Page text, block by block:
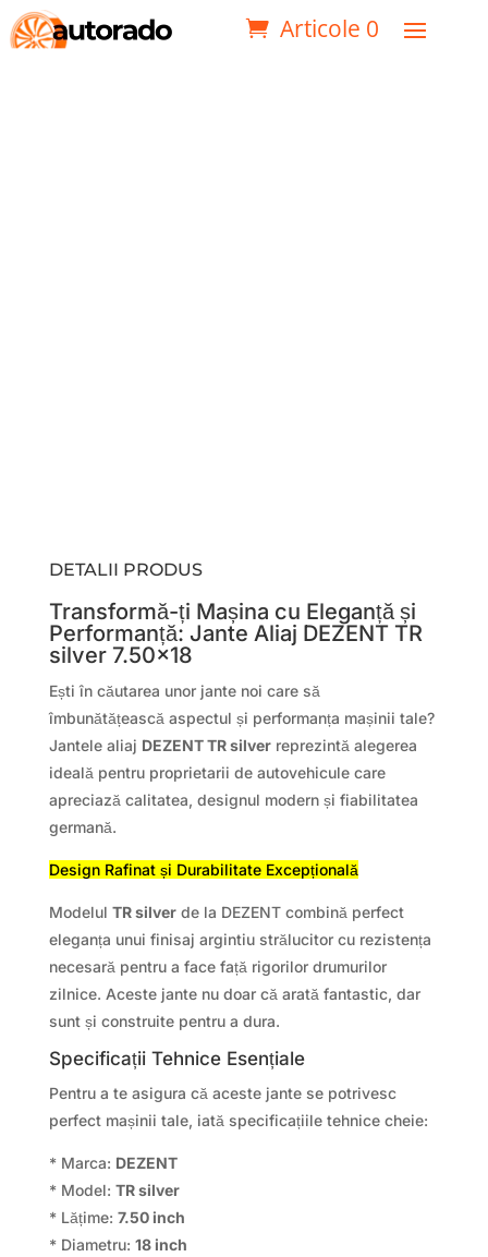
Articole 0
DETALII PRODUS
Transformă-ți Mașina cu Eleganță și
Performanță: Jante Aliaj DEZENT TR
silver 7.50×18
Ești în căutarea unor jante noi care să
îmbunătățească aspectul și performanța mașinii tale?
Jantele aliaj DEZENT TR silverreprezintă alegerea
ideală pentru proprietarii de autovehicule care
apreciază calitatea, designul modern și fiabilitatea
germană.
Design Rafinat și Durabilitate Excepțională
Modelul TR silverde la DEZENT combină perfect
eleganța unui finisaj argintiu strălucitor cu rezistența
necesară pentru a face față rigorilor drumurilor
zilnice. Aceste jante nu doar că arată fantastic, dar
sunt și construite pentru a dura.
Specificații Tehnice Esențiale
Pentru a te asigura că aceste jante se potrivesc
perfect mașinii tale, iată specificațiile tehnice cheie:
* Marca: DEZENT
* Model: TR silver
* Lățime: 7.50 inch
* Diametru: 18 inch